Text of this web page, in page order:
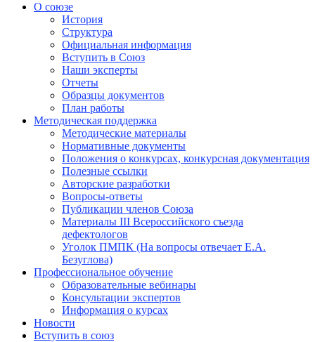
О союзе
История
Структура
Официальная информация
Вступить в Союз
Наши эксперты
Отчеты
Образцы документов
План работы
Методическая поддержка
Методические материалы
Нормативные документы
Положения о конкурсах, конкурсная документация
Полезные ссылки
Авторские разработки
Вопросы-ответы
Публикации членов Союза
Материалы III Всероссийского съезда
дефектологов
Уголок ПМПК (На вопросы отвечает Е.А.
Безуглова)
Профессиональное обучение
Образовательные вебинары
Консультации экспертов
Информация о курсах
Новости
Вступить в союз